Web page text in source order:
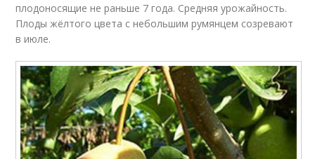
плодоносящие не раньше 7 года. Средняя урожайность.
Плоды жёлтого цвета с небольшим румянцем созревают
в июле.